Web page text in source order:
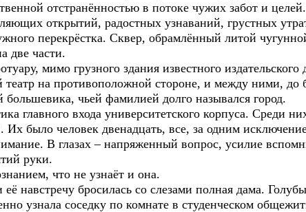
отстранённостью в потоке чужих забот и целей.
открытий, радостных узнаваний, грустных
перекрёстка. Сквер, обрамлённый литой
две части.
мимо грузного здания известного
театр на противоположной стороне, и между ними, до
чьей фамилией долго назывался город.
главного входа университетского корпуса. Среди
Их было человек двенадцать, все, за одним
В глазах – напряженный вопрос, усилие
руки.
что не узнаёт и она.
навстречу бросилась со слезами полная дама.
узнала соседку по комнате в студенческом